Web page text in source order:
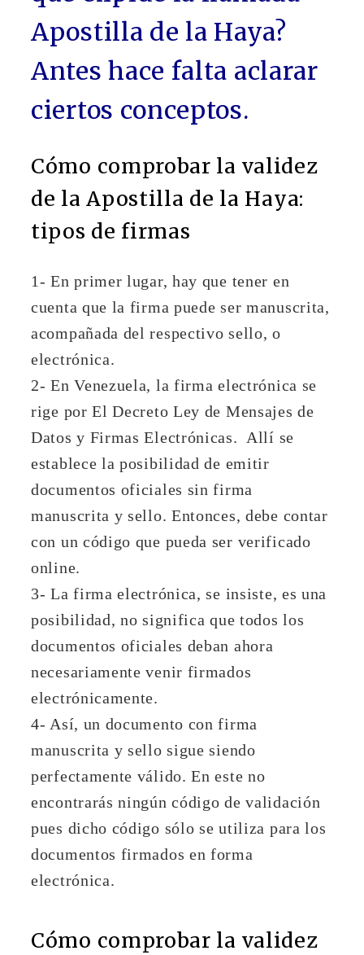
Apostilla de la Haya?
Antes hace falta aclarar
ciertos conceptos.
Cómo comprobar la validez
de la Apostilla de la Haya:
tipos de firmas
1- En primer lugar, hay que tener en
cuenta que la firma puede ser manuscrita,
acompañada del respectivo sello, o
electrónica.
2- En Venezuela, la firma electrónica se
rige por El Decreto Ley de Mensajes de
Datos y Firmas Electrónicas. Allí se
establece la posibilidad de emitir
documentos oficiales sin firma
manuscrita y sello. Entonces, debe contar
con un código que pueda ser verificado
online.
3- La firma electrónica, se insiste, es una
posibilidad, no significa que todos los
documentos oficiales deban ahora
necesariamente venir firmados
electrónicamente.
4- Así, un documento con firma
manuscrita y sello sigue siendo
perfectamente válido. En este no
encontrarás ningún código de validación
pues dicho código sólo se utiliza para los
documentos firmados en forma
electrónica.
Cómo comprobar la validez